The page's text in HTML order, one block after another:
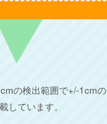
の検出範囲で+/-1cmの
ています。